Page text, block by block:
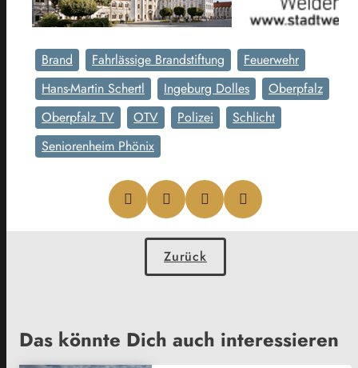
Brand Fahrlässige Brandstiftung
Feuerwehr
Hans-Martin Schertl
Ingeburg Dolles
Oberpfalz
Oberpfalz TV
OTV Polizei
Schlicht
Seniorenheim Phönix
Zurück
Das könnte Dich auch interessieren